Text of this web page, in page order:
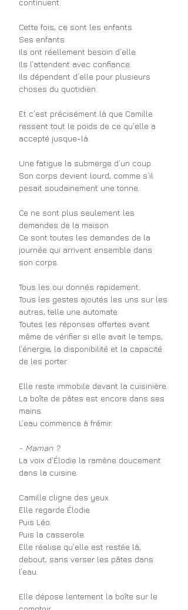
continuent.
Cette fois, ce sont les enfants.
Ses enfants.
Ils ont réellement besoin d’elle.
Ils l’attendent avec confiance.
Ils dépendent d’elle pour plusieurs
choses du quotidien.
Et c’est précisément là que Camille
ressent tout le poids de ce qu’elle a
accepté jusque-là.
Une fatigue la submerge d’un coup.
Son corps devient lourd, comme s’il
pesait soudainement une tonne.
Ce ne sont plus seulement les
demandes de la maison.
Ce sont toutes les demandes de la
journée qui arrivent ensemble dans
son corps.
Tous les oui donnés rapidement.
Tous les gestes ajoutés les uns sur les
autres, telle une automate.
Toutes les réponses offertes avant
même de vérifier si elle avait le temps,
l’énergie, la disponibilité et la capacité
de les porter.
Elle reste immobile devant la cuisinière.
La boîte de pâtes est encore dans ses
mains.
L’eau commence à frémir.
- Maman ?
La voix d’Élodie la ramène doucement
dans la cuisine.
Camille cligne des yeux.
Elle regarde Élodie.
Puis Léo.
Puis la casserole.
Elle réalise qu’elle est restée là,
debout, sans verser les pâtes dans
l’eau.
Elle dépose lentement la boîte sur le